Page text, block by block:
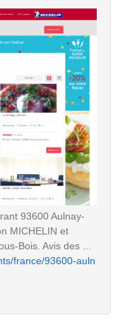
93600 Aulnay-
MICHELIN et
Bois. Avis des ...
france/93600-auln